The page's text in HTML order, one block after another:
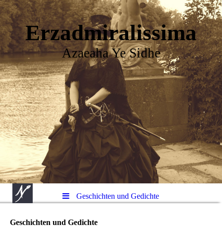
Erzadmiralissima
Azaeaha Ye Sidhe
Geschichten und Gedichte
Geschichten und Gedichte